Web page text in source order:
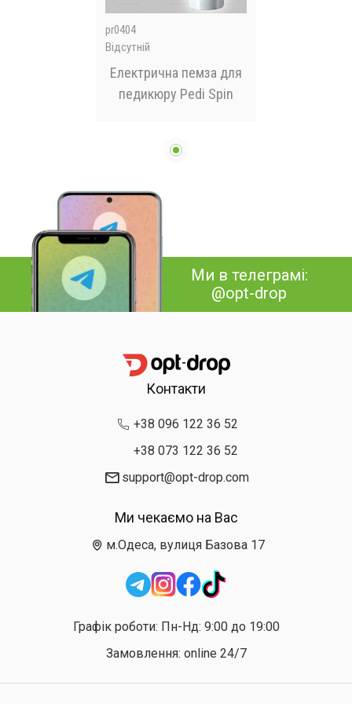
pr0404
Відсутній
Електрична пемза для
педикюру Pedi Spin
Ми в телеграмі:
@opt-drop
Контакти
+38 096 122 36 52
+38 073 122 36 52
support@opt-drop.com
Ми чекаємо на Вас
м.Одеса, вулиця Базова 17
Графік роботи: Пн-Нд: 9:00 до 19:00
Замовлення: online 24/7